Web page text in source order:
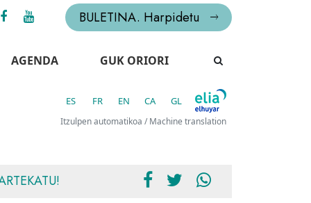
BULETINA. Harpidetu
AGENDA GUK ORIORI
ES FR EN CA GL
Itzulpen automatikoa / Machine translation